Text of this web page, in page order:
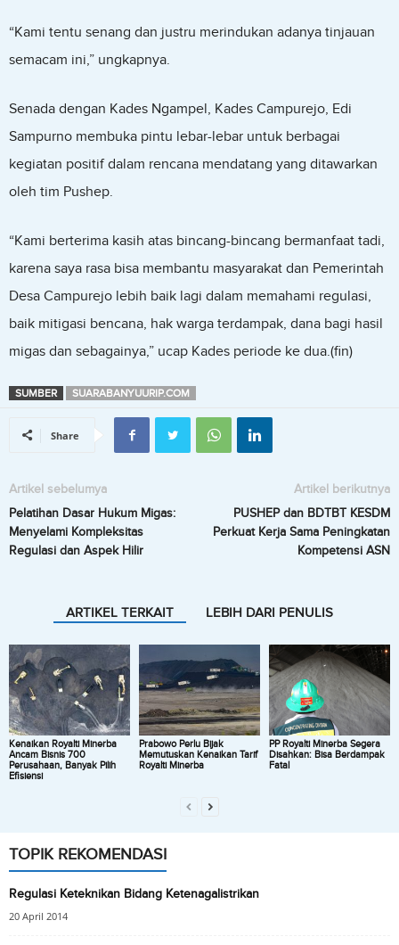
“Kami tentu senang dan justru merindukan adanya tinjauan
semacam ini,” ungkapnya.
Senada dengan Kades Ngampel, Kades Campurejo, Edi
Sampurno membuka pintu lebar-lebar untuk berbagai
kegiatan positif dalam rencana mendatang yang ditawarkan
oleh tim Pushep.
“Kami berterima kasih atas bincang-bincang bermanfaat tadi,
karena saya rasa bisa membantu masyarakat dan Pemerintah
Desa Campurejo lebih baik lagi dalam memahami regulasi,
baik mitigasi bencana, hak warga terdampak, dana bagi hasil
migas dan sebagainya,” ucap Kades periode ke dua.(fin)
SUMBER SUARABANYUURIP.COM
Share
Artikel sebelumya
Pelatihan Dasar Hukum Migas:
Menyelami Kompleksitas
Regulasi dan Aspek Hilir
Artikel berikutnya
PUSHEP dan BDTBT KESDM
Perkuat Kerja Sama Peningkatan
Kompetensi ASN
ARTIKEL TERKAIT LEBIH DARI PENULIS
Kenaikan Royalti Minerba
Ancam Bisnis 700
Perusahaan, Banyak Pilih
Efisiensi
Prabowo Perlu Bijak
Memutuskan Kenaikan Tarif
Royalti Minerba
PP Royalti Minerba Segera
Disahkan: Bisa Berdampak
Fatal
TOPIK REKOMENDASI
Regulasi Keteknikan Bidang Ketenagalistrikan
20 April 2014